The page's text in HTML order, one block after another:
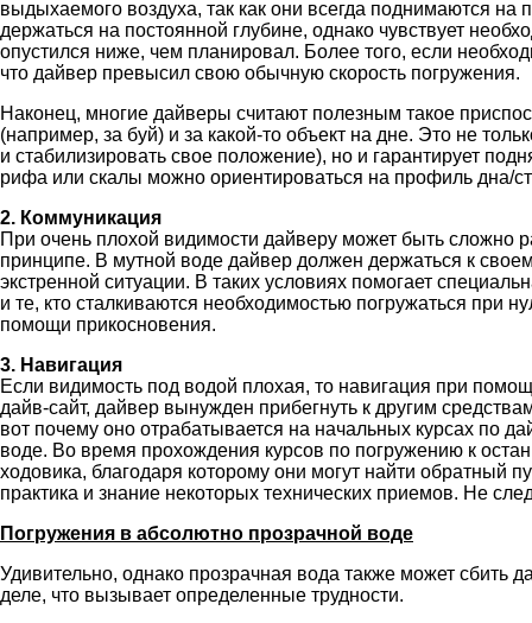
выдыхаемого воздуха, так как они всегда поднимаются на
держаться на постоянной глубине, однако чувствует
опустился ниже, чем планировал. Более того, если
что дайвер превысил свою обычную скорость погружения.
Наконец, многие дайверы считают полезным такое
(например, за буй) и за какой-то объект на дне. Это не
и стабилизировать свое положение), но и гарантирует
рифа или скалы можно ориентироваться на профиль дна/
2. Коммуникация
При очень плохой видимости дайверу может быть сложно
принципе. В мутной воде дайвер должен держаться к
экстренной ситуации. В таких условиях помогает
и те, кто сталкиваются необходимостью погружаться при
помощи прикосновения.
3. Навигация
Если видимость под водой плохая, то навигация при
дайв-сайт, дайвер вынужден прибегнуть к другим
вот почему оно отрабатывается на начальных курсах по
воде. Во время прохождения курсов по погружению к
ходовика, благодаря которому они могут найти обратный
практика и знание некоторых технических приемов. Не
Погружения в абсолютно прозрачной воде
Удивительно, однако прозрачная вода также может сбить
деле, что вызывает определенные трудности.